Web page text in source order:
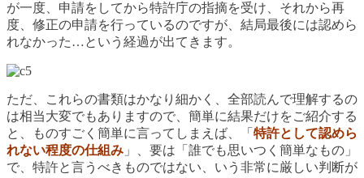
が一度、申請をしてから特許庁の指摘を受け、それから再
度、修正の申請を行っているのですが、結局最後には認めら
れなかった…という経過が出てきます。
ただ、これらの書類はかなり細かく、全部読んで理解するの
は相当大変でもありますので、簡単に結果だけをご紹介する
と、ものすごく簡単に言ってしまえば、「 特許として認めら
れない程度の仕組み 」、要は「誰でも思いつく簡単なもの」
で、特許と言うべきものではない、いう非常に厳しい判断が